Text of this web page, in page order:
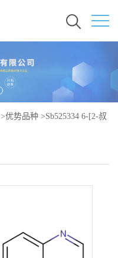
>优势品种 >Sb525334 6-[2-叔